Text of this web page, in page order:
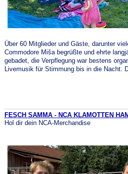
Über 60 Mitglieder und Gäste, darunter
Commodore Miša begrüßte und ehrte
gebadet, die Verpflegung war bestens
Livemusik für Stimmung bis in die Nacht.
FESCH SAMMA - NCA KLAMOTTEN
Hol dir dein NCA-Merchandise